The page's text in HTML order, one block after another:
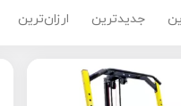
جدیدترین ارزان‌ترین